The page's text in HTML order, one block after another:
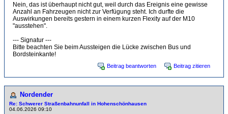
Nein, das ist überhaupt nicht gut, weil durch das Ereignis eine gewisse
Anzahl an Fahrzeugen nicht zur Verfügung steht. Ich durfte die
Auswirkungen bereits gestern in einem kurzen Flexity auf der M10
"ausstehen".
--- Signatur ---
Bitte beachten Sie beim Aussteigen die Lücke zwischen Bus und
Bordsteinkante!
Beitrag beantworten Beitrag zitieren
Nordender
Re: Schwerer Straßenbahnunfall in Hohenschönhausen
04.06.2026 09:10